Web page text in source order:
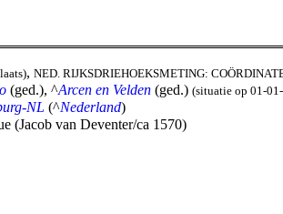
, NED. RIJKSDRIEHOEKSMETING:
(ged.), ^Arcen en Velden (ged.) (situatie op 01-
NL (^Nederland)
(Jacob van Deventer/ca 1570)